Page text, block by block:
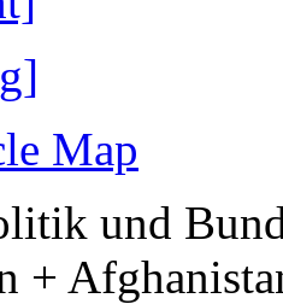
Map
und
+